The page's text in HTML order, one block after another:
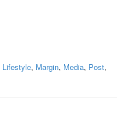
Lifestyle, Margin, Media, Post,